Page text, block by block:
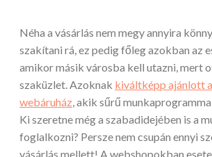
Néha a vásárlás nem megy annyira
szakítani rá, ez pedig főleg azokban az
amikor másik városba kell utazni, mert
szaküzlet. Azoknak kiváltképp ajánlott
webáruház, akik sűrű
Ki szeretne még a szabadidejében is a
foglalkozni? Persze nem csupán ennyi
vásárlás mellett! A webshopokban